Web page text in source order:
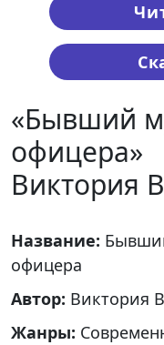
«Бывший
офицера»
Виктория
Название:
офицера
Автор: Виктория
Жанры: